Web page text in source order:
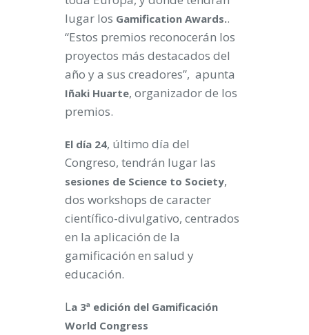
lugar los Gamification Awards..
“Estos premios reconocerán los
proyectos más destacados del
año y a sus creadores”, apunta
Iñaki Huarte, organizador de los
premios.
El día 24, último día del
Congreso, tendrán lugar las
sesiones de Science to Society,
dos workshops de caracter
científico-divulgativo, centrados
en la aplicación de la
gamificación en salud y
educación.
La 3ª edición del Gamificación
World Congress